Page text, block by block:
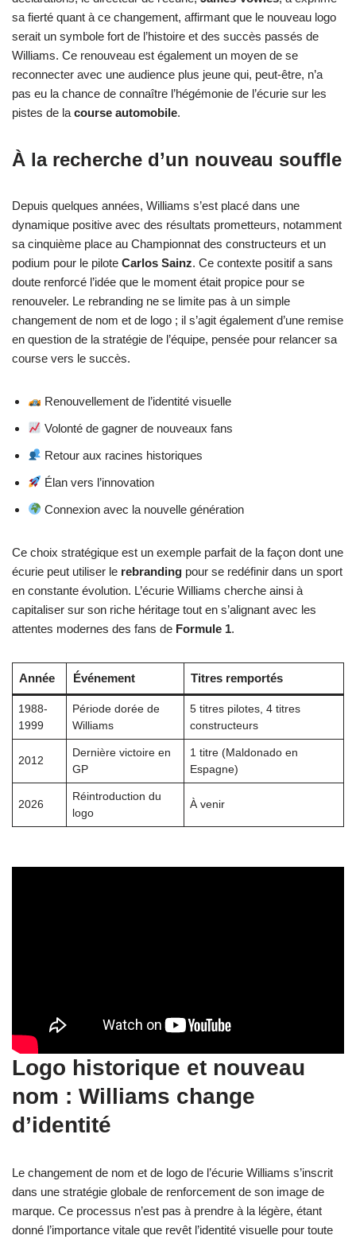
sa fierté quant à ce changement, affirmant que le nouveau logo
serait un symbole fort de l’histoire et des succès passés de
Williams. Ce renouveau est également un moyen de se
reconnecter avec une audience plus jeune qui, peut-être, n’a
pas eu la chance de connaître l’hégémonie de l’écurie sur les
pistes de la course automobile.
À la recherche d’un nouveau souffle
Depuis quelques années, Williams s’est placé dans une
dynamique positive avec des résultats prometteurs, notamment
sa cinquième place au Championnat des constructeurs et un
podium pour le pilote Carlos Sainz. Ce contexte positif a sans
doute renforcé l’idée que le moment était propice pour se
renouveler. Le rebranding ne se limite pas à un simple
changement de nom et de logo ; il s’agit également d’une remise
en question de la stratégie de l’équipe, pensée pour relancer sa
course vers le succès.
Renouvellement de l’identité visuelle
Volonté de gagner de nouveaux fans
Retour aux racines historiques
Élan vers l’innovation
Connexion avec la nouvelle génération
Ce choix stratégique est un exemple parfait de la façon dont une
écurie peut utiliser le rebranding pour se redéfinir dans un sport
en constante évolution. L’écurie Williams cherche ainsi à
capitaliser sur son riche héritage tout en s’alignant avec les
attentes modernes des fans de Formule 1.
Année Événement Titres remportés
1988-
1999
Période dorée de
Williams
5 titres pilotes, 4 titres
constructeurs
2012
Dernière victoire en
GP
1 titre (Maldonado en
Espagne)
2026
Réintroduction du
logo
À venir
Logo historique et nouveau
nom : Williams change
d’identité
Le changement de nom et de logo de l’écurie Williams s’inscrit
dans une stratégie globale de renforcement de son image de
marque. Ce processus n’est pas à prendre à la légère, étant
donné l’importance vitale que revêt l’identité visuelle pour toute